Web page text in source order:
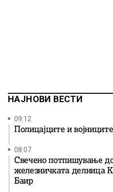
НАЈНОВИ ВЕСТИ
09:12
Полицајците и
08:07
Свечено потпишување
железничката делница
Баир